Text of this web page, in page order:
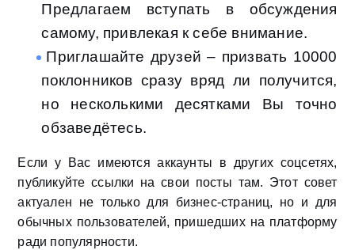
Предлагаем вступать в обсуждения
самому, привлекая к себе внимание.
Приглашайте друзей – призвать 10000
поклонников сразу вряд ли получится,
но несколькими десятками Вы точно
обзаведётесь.
Если у Вас имеются аккаунты в других соцсетях,
публикуйте ссылки на свои посты там. Этот совет
актуален не только для бизнес-страниц, но и для
обычных пользователей, пришедших на платформу
ради популярности.